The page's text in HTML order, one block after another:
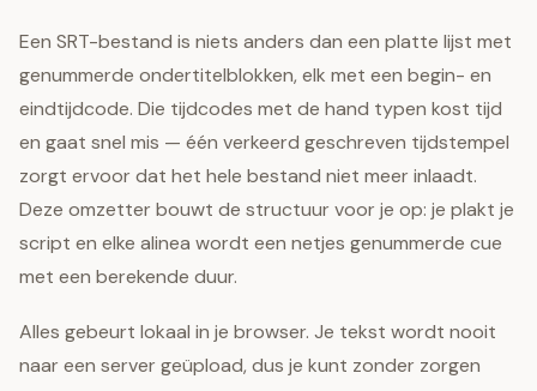
Een SRT-bestand is niets anders dan een platte lijst met
genummerde ondertitelblokken, elk met een begin- en
eindtijdcode. Die tijdcodes met de hand typen kost tijd
en gaat snel mis — één verkeerd geschreven tijdstempel
zorgt ervoor dat het hele bestand niet meer inlaadt.
Deze omzetter bouwt de structuur voor je op: je plakt je
script en elke alinea wordt een netjes genummerde cue
met een berekende duur.
Alles gebeurt lokaal in je browser. Je tekst wordt nooit
naar een server geüpload, dus je kunt zonder zorgen